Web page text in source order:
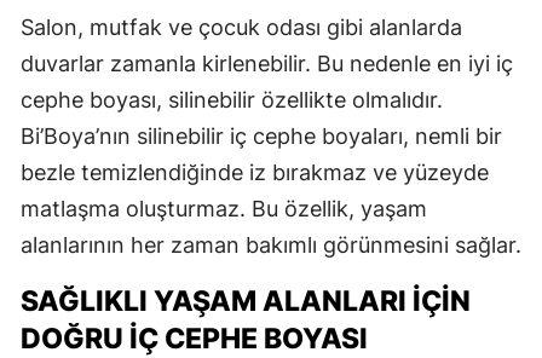
Salon, mutfak ve çocuk odası gibi alanlarda
duvarlar zamanla kirlenebilir. Bu nedenle en iyi iç
cephe boyası, silinebilir özellikte olmalıdır.
Bi’Boya’nın silinebilir iç cephe boyaları, nemli bir
bezle temizlendiğinde iz bırakmaz ve yüzeyde
matlaşma oluşturmaz. Bu özellik, yaşam
alanlarının her zaman bakımlı görünmesini sağlar.
SAĞLIKLI YAŞAM ALANLARI İÇIN
DOĞRU İÇ CEPHE BOYASI